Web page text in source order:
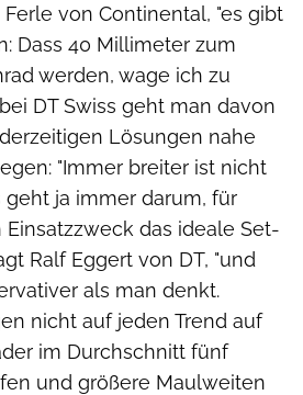
von Continental, "es gibt
Dass 40 Millimeter zum
werden, wage ich zu
DT Swiss geht man davon
Lösungen nahe
"Immer breiter ist nicht
ja immer darum, für
das ideale Set-
Ralf Eggert von DT, "und
als man denkt.
nicht auf jeden Trend auf
im Durchschnitt fünf
und größere Maulweiten